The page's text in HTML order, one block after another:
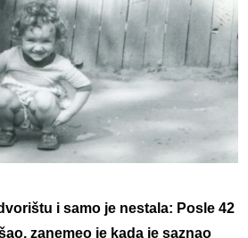
i samo je nestala: Posle 42
zanemeo je kada je saznao